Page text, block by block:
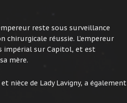
reste sous surveillance
chirurgicale réussie. L’empereur
impérial sur Capitol, et est
mère.
nièce de Lady Lavigny, a également